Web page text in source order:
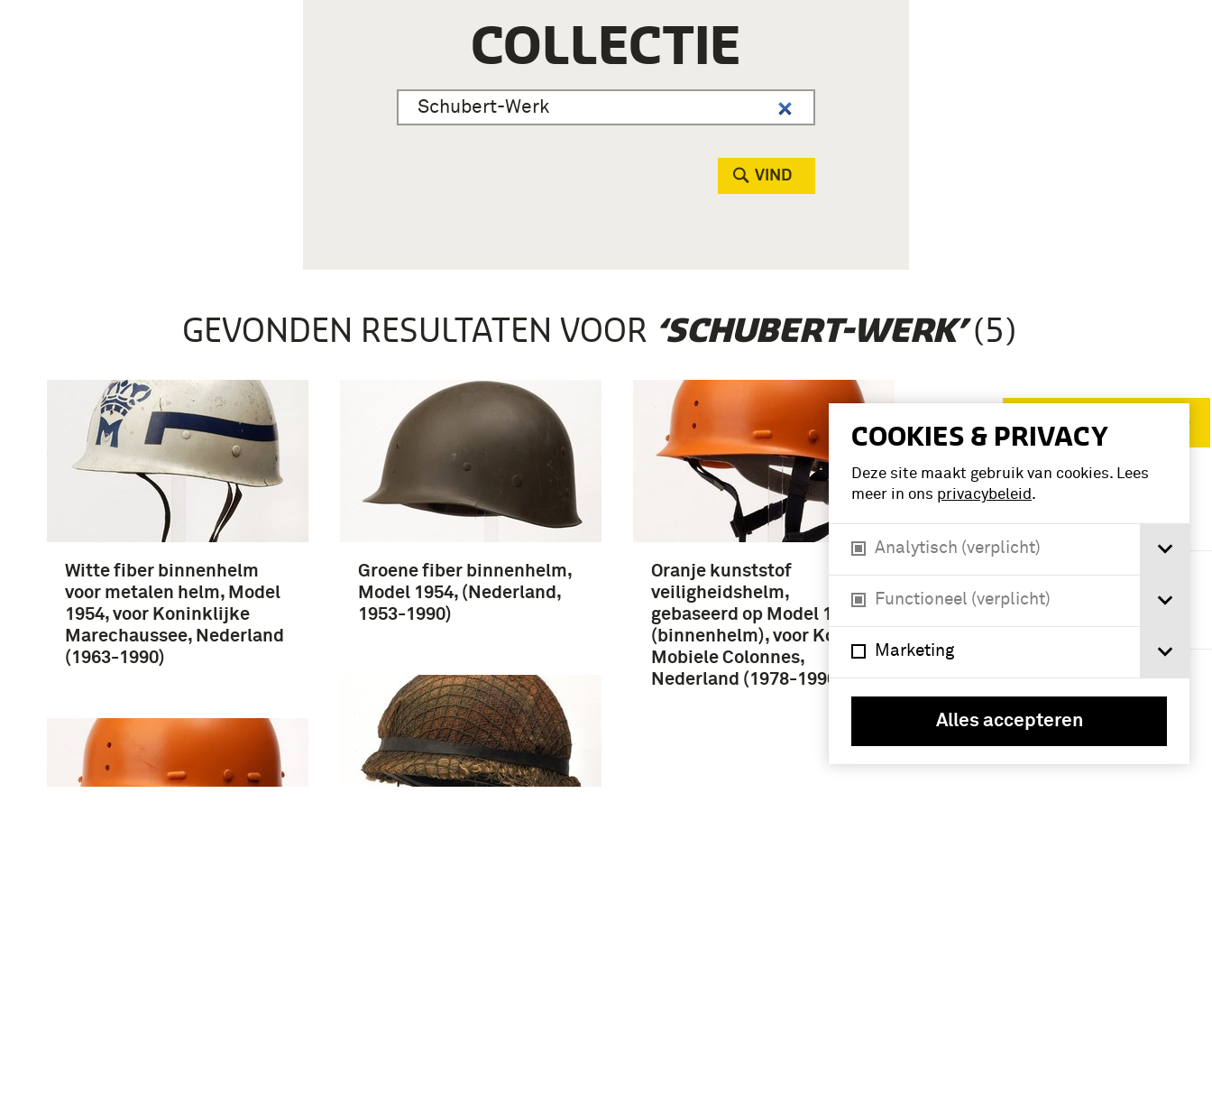
COOKIES & PRIVACY
Deze site maakt gebruik van cookies. Lees
meer in ons privacybeleid.
Analytisch (verplicht)
Functioneel (verplicht)
Marketing
Alles accepteren
COLLECTIE
VIND
GEVONDEN RESULTATEN VOOR ‘SCHUBERT-WERK’(5)
Verwijder filters
VERFIJN RESULTAAT
Geografie
Witte fiber binnenhelm
voor metalen helm, Model
1954, voor Koninklijke
Marechaussee, Nederland
(1963-1990)
Groene fiber binnenhelm,
Model 1954, (Nederland,
1953-1990)
Oranje kunststof
veiligheidshelm,
gebaseerd op Model 1945
(binnenhelm), voor Korps
Mobiele Colonnes,
Nederland (1978-1990)